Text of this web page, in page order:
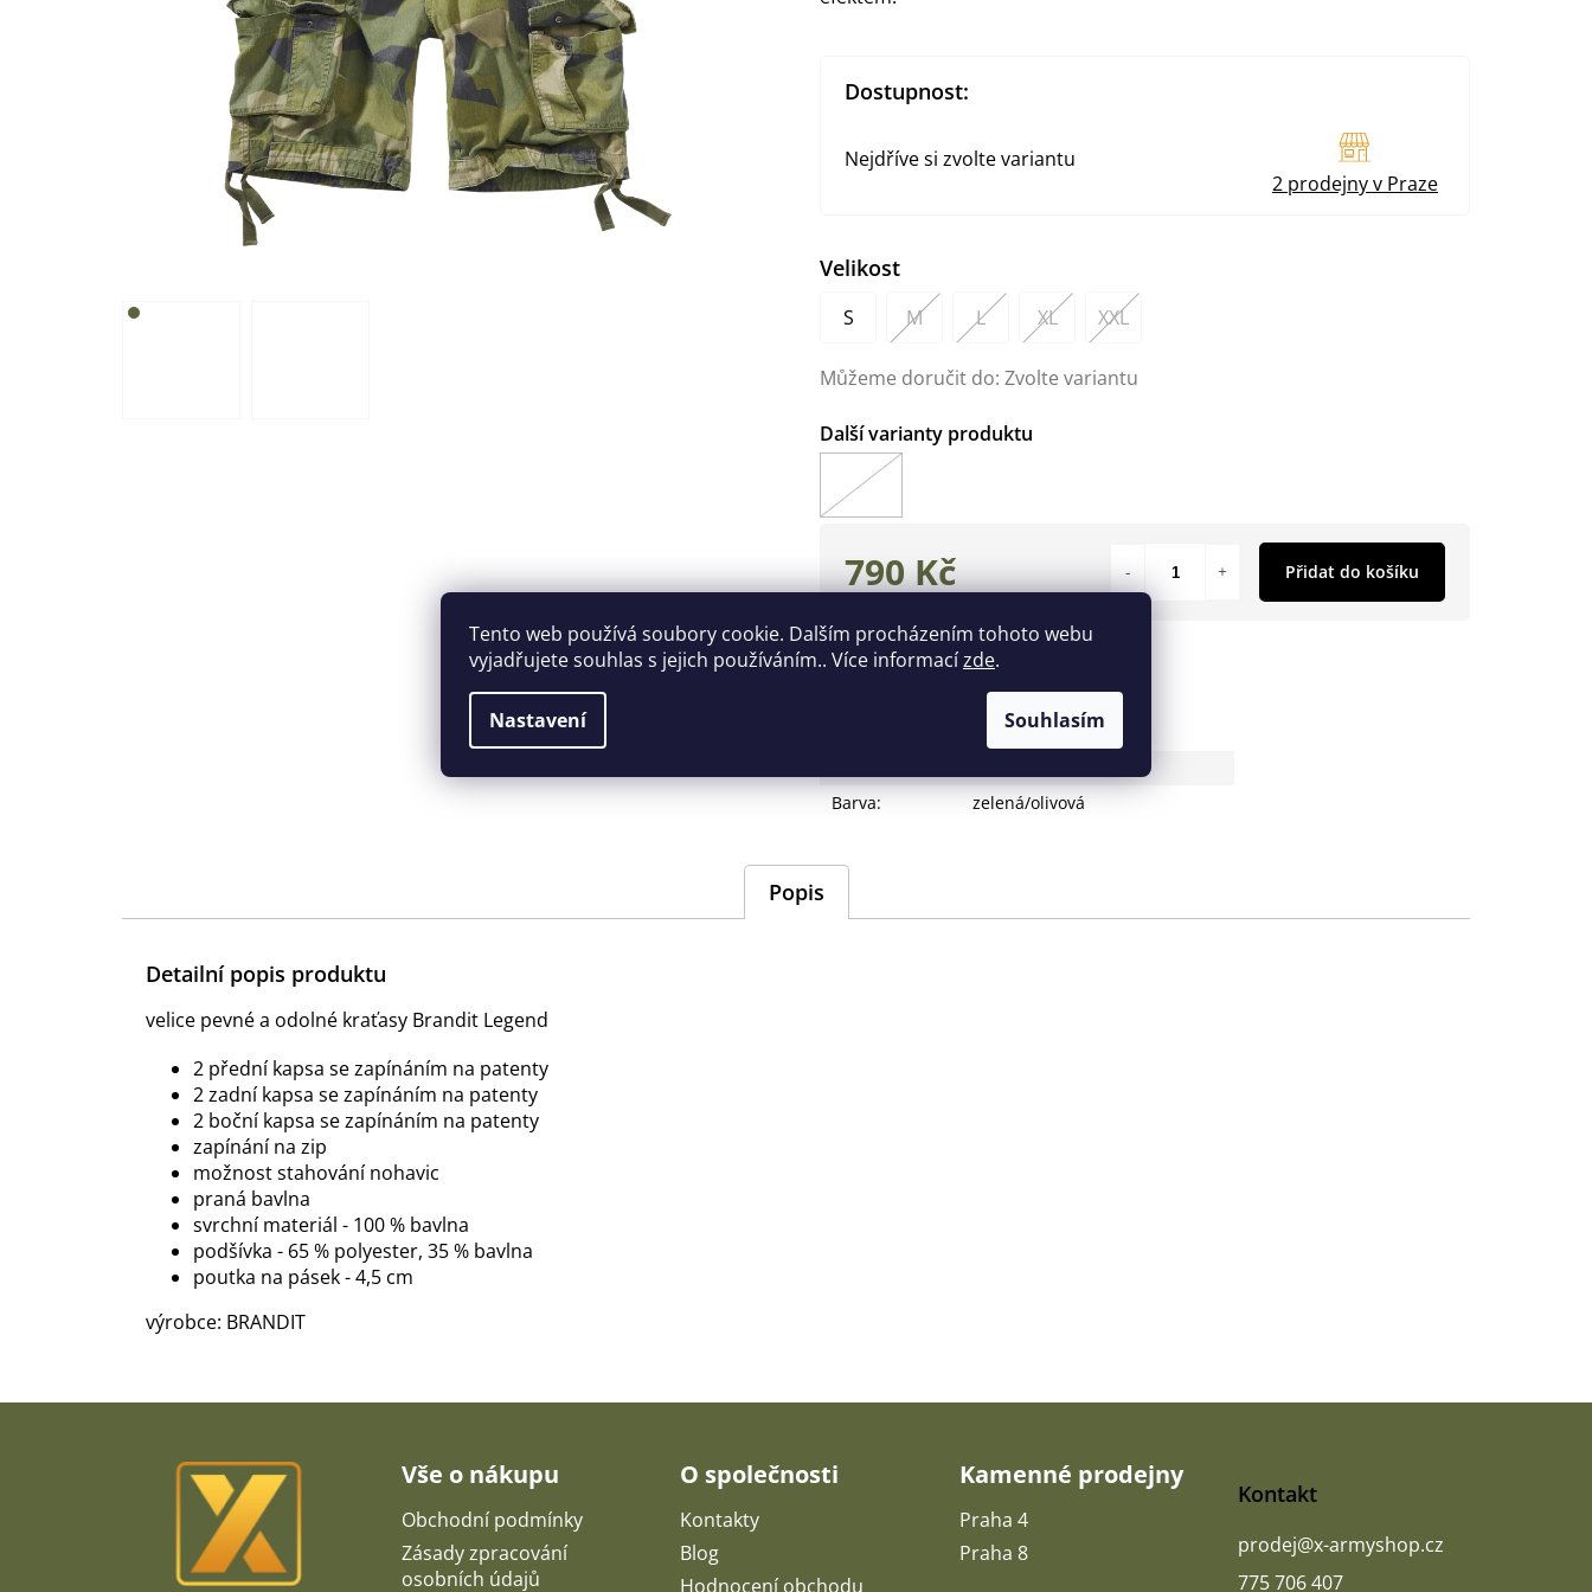
Tento web používá soubory cookie. Dalším procházením tohoto webu
vyjadřujete souhlas s jejich používáním.. Více informacízde.
Nastavení Souhlasím
Velikost
S M L XL XXL
Můžeme doručit do: Zvolte variantu
Zeptat se Hlídat
Doplňkové parametry
Barva: zelená/olivová
790 Kč
cena:
Přidat do košíku
Dostupnost:
Nejdříve si zvolte variantu
2 prodejny v Praze
Popis
Detailní popis produktu
velice pevné a odolné kraťasy Brandit Legend
2 přední kapsa se zapínáním na patenty
2 zadní kapsa se zapínáním na patenty
2 boční kapsa se zapínáním na patenty
zapínání na zip
možnost stahování nohavic
praná bavlna
svrchní materiál - 100 % bavlna
podšívka - 65 % polyester, 35 % bavlna
poutka na pásek - 4,5 cm
výrobce: BRANDIT
Vše o nákupu
Obchodní podmínky
Zásady zpracování
osobních údajů
O společnosti
Kontakty
Blog
Hodnocení obchodu
Kamenné prodejny
Praha 4
Praha 8
Kontakt
prodej@x-armyshop.cz
775 706 407